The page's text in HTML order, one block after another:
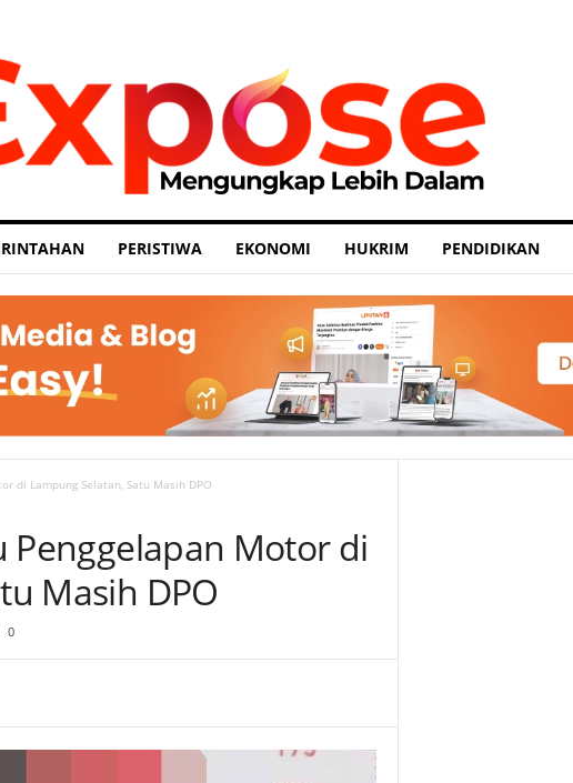
PERISTIWA EKONOMI HUKRIM PENDIDIKAN
di Lampung Selatan, Satu Masih DPO
Penggelapan Motor di
Masih DPO
0